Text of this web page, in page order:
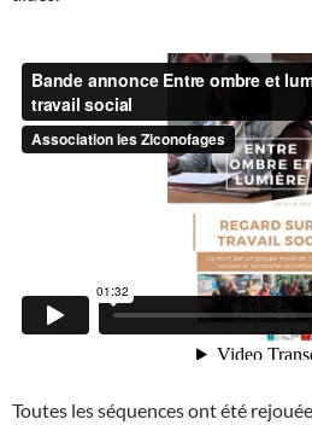
Toutes les séquences ont été